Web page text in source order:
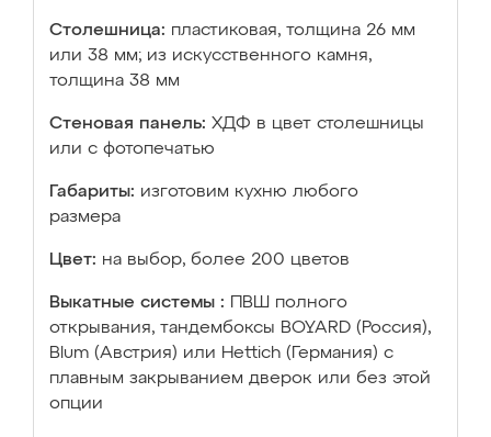
Столешница: пластиковая, толщина 26 мм
или 38 мм; из искусственного камня,
толщина 38 мм
Стеновая панель: ХДФ в цвет столешницы
или с фотопечатью
Габариты: изготовим кухню любого
размера
Цвет: на выбор, более 200 цветов
Выкатные системы :
ПВШ полного
открывания, тандембоксы BOYARD (Россия),
Blum (Австрия) или Hettich (Германия) с
плавным закрыванием дверок или без этой
опции